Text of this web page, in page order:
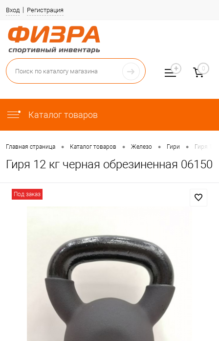
Вход Регистрация
Каталог товаров
0
Главная страница • Каталог товаров • Железо • Гири • Гиря 12
Гиря 12 кг черная обрезиненная 06150
Под заказ